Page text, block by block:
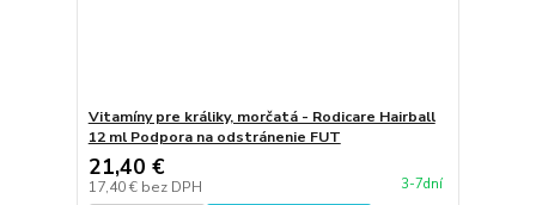
Vitamíny pre králiky, morčatá - Rodicare Hairball
12 ml Podpora na odstránenie FUT
21,40 €
17,40 € bez DPH 3-7dní